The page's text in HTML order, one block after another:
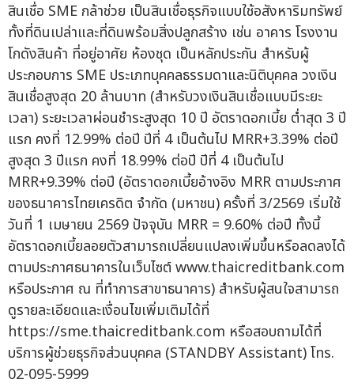
สินเชื่อ SME กล้าช่วย เป็นสินเชื่อธุรกิจแบบใช้อสังหาริมทรัพย์
ทั้งที่ดินเปล่าและที่ดินพร้อมสิ่งปลูกสร้าง เช่น อาคาร โรงงาน
โกดังสินค้า ที่อยู่อาศัย ห้องชุด เป็นหลักประกัน สำหรับผู้
ประกอบการ SME ประเภทบุคคลธรรมดาและนิติบุคคล วงเงิน
สินเชื่อสูงสุด 20 ล้านบาท (สำหรับวงเงินสินเชื่อแบบมีระยะ
เวลา) ระยะเวลาผ่อนชำระสูงสุด 10 ปี อัตราดอกเบี้ย ต่ำสุด 3 ปี
แรก คงที่ 12.99% ต่อปี ปีที่ 4 เป็นต้นไป MRR+3.39% ต่อปี
สูงสุด 3 ปีแรก คงที่ 18.99% ต่อปี ปีที่ 4 เป็นต้นไป
MRR+9.39% ต่อปี (อัตราดอกเบี้ยอ้างอิง MRR ตามประกาศ
ของธนาคารไทยเครดิต จำกัด (มหาชน) ครั้งที่ 3/2569 เริ่มใช้
วันที่ 1 เมษายน 2569 ปัจจุบัน MRR = 9.60% ต่อปี ทั้งนี้
อัตราดอกเบี้ยลอยตัวสามารถเปลี่ยนแปลงเพิ่มขึ้นหรือลดลงได้
ตามประกาศธนาคารในเว็บไซต์ www.thaicreditbank.com
หรือประกาศ ณ ที่ทำการสาขาธนาคาร) สำหรับผู้สนใจสามารถ
ดูรายละเอียดและเงื่อนไขเพิ่มเติมได้ที่
https://sme.thaicreditbank.com หรือสอบถามได้ที่
บริการผู้ช่วยธุรกิจส่วนบุคคล (STANDBY Assistant) โทร.
02-095-5999